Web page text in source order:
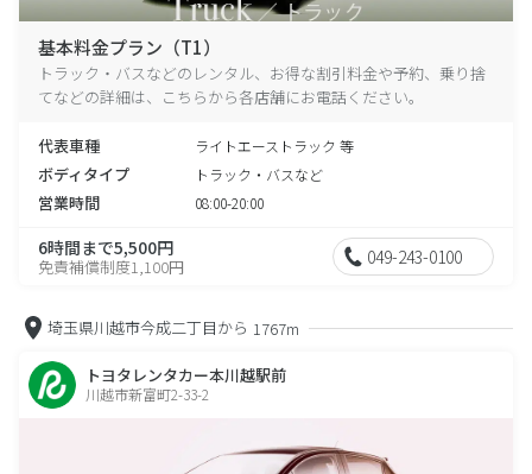
基本料金プラン（T1）
トラック・バスなどのレンタル、お得な割引料金や予約、乗り捨
てなどの詳細は、こちらから各店舗にお電話ください。
代表車種 ライトエーストラック 等
ボディタイプ トラック・バスなど
営業時間 08:00-20:00
6時間まで5,500円
免責補償制度1,100円 049-243-0100
埼玉県川越市今成二丁目から 1767m
トヨタレンタカー本川越駅前
川越市新富町2-33-2